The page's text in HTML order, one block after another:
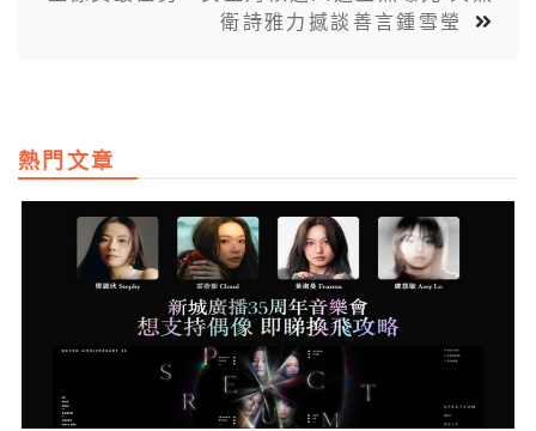
衛詩雅力撼談善言鍾雪瑩
熱門文章